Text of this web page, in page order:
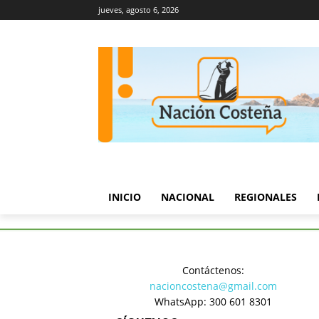
jueves, agosto 6, 2026
INICIO NACIONAL REGIONALES
Turismo y Cultura
Más de
Contáctenos:
nacioncostena@gmail.com
WhatsApp: 300 601 8301